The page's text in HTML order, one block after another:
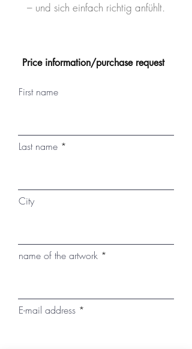
– und sich einfach richtig anfühlt.
Price information/purchase request
First name
Last name
City
name of the artwork
E-mail address